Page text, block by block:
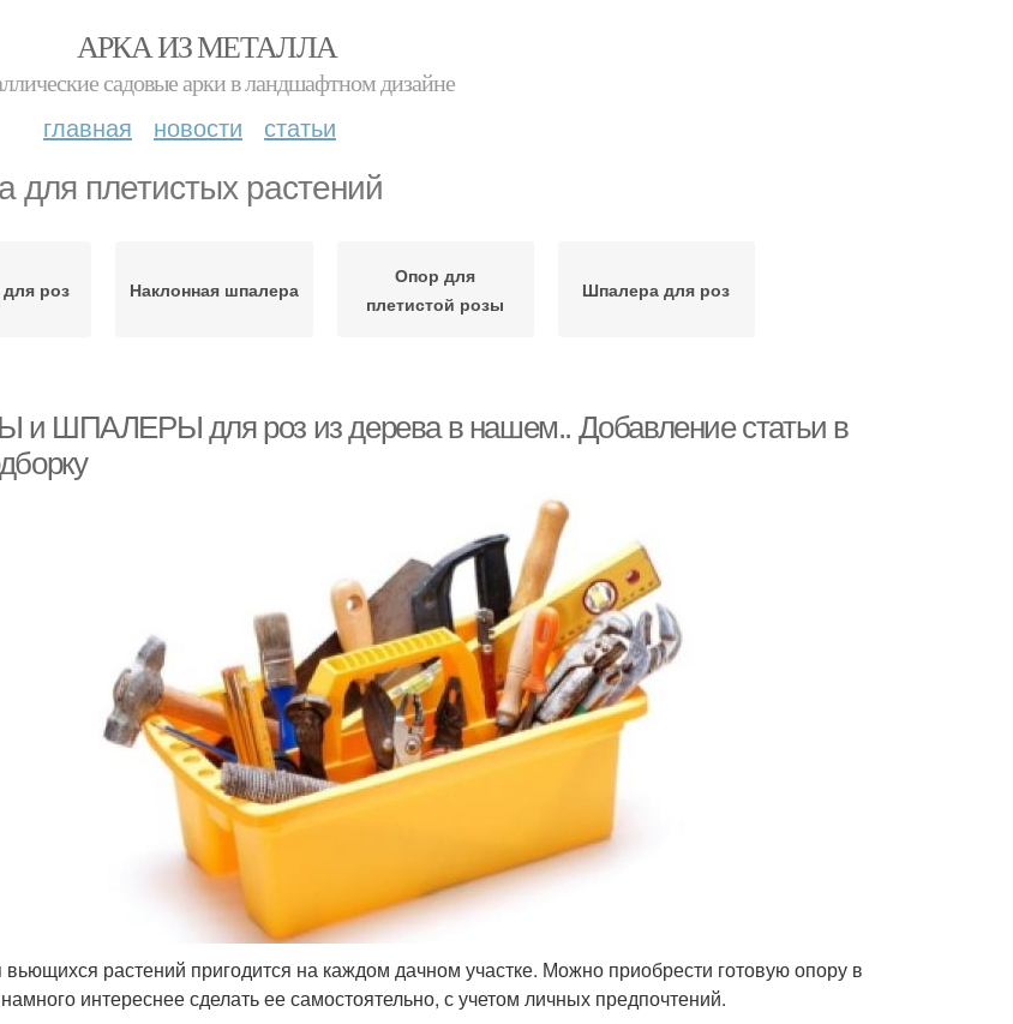
АРКА ИЗ МЕТАЛЛА
садовые арки в ландшафтном дизайне
главная новости статьи
для плетистых растений
роз Наклонная шпалера
Опор для
плетистой розы
Шпалера для роз
ШПАЛЕРЫ для роз из дерева в нашем.. Добавление статьи в
растений пригодится на каждом дачном участке. Можно приобрести готовую опору в
интереснее сделать ее самостоятельно, с учетом личных предпочтений.